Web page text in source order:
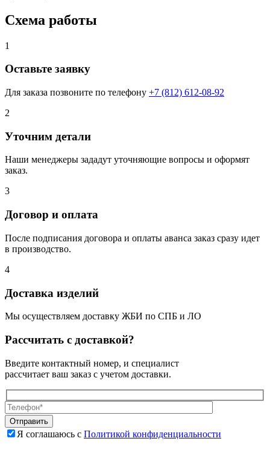
Схема работы
1
Оставьте заявку
Для заказа позвоните по телефону +7 (812) 612-08-92
2
Уточним детали
Наши менеджеры зададут уточняющие вопросы и оформят
заказ.
3
Договор и оплата
После подписания договора и оплаты аванса заказ сразу идет
в производство.
4
Доставка изделий
Мы осуществляем доставку ЖБИ по СПБ и ЛО
Рассчитать с доставкой?
Введите контактный номер, и специалист
рассчитает ваш заказ с учетом доставки.
Я соглашаюсь с Политикой конфиденциальности